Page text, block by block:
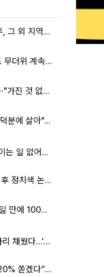
동해안은 시간당 80㎜ 폭우, 그 외 지역은 폭염…‘극과 극 날씨’
[내일 날씨] 폭염 한풀 꺾여도 무더위 계속⋯동해안 이틀 연속 비
임영웅, 어느덧 데뷔 10주년⋯"가진 것 없던 시절, 내 앞엔 20명의 팬뿐"
'굿 윌 헌팅' 배우 "기아 EV2 덕분에 살아"…교통사고 후 안전성 극찬
李대통령 “청년이 결혼 망설이는 일 없어야...제도상 불이익 조사”
김희철, '뒤집힌 태극기' 지적 후 정치색 논란…"좌우 떠나 우리나라 국기"
놀란 감독 '오디세이', 개봉 4일 만에 100만 돌파⋯'왕사남' 보다 빠르다
'불명' 문세윤, 故 터틀맨 빈자리 채웠다…'거북이' 눈물의 최종 우승
AT마드리드 ‘7번’ 이강인 “120% 쏟겠다”⋯시메오네 감독 “필요한 선수”